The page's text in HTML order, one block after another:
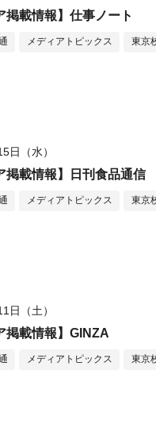
掲載情報】仕事ノート
メディアトピックス 東京
日（水）
掲載情報】日刊食品通信
メディアトピックス 東京
日（土）
掲載情報】GINZA
メディアトピックス 東京